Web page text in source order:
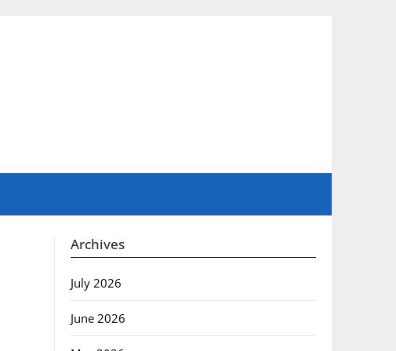
Archives
July 2026
June 2026